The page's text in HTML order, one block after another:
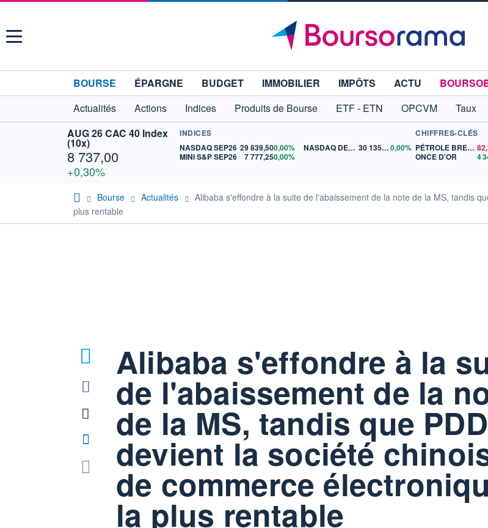
Menu
BOURSE ÉPARGNE BUDGET IMMOBILIER IMPÔTS ACTU
Actualités
Actions Indices Produits de Bourse ETF - ETN OPCVM Taux
AUG 26 CAC 40 Index
(10x)
8 737,00
+0,30%
INDICES
NASDAQ SEP26 29 839,500,00%
MINI S&P SEP26
7 777,250,00%
NASDAQ DEC26 30 135,000,00%
CHIFFRES-CLÉS
PÉTROLE BRENT
ONCE D'OR
Bourse Actualités
Alibaba s'effondre à la suite de l'abaissement de la note de la MS, tandis
plus rentable
Alibaba s'effondre à la
de l'abaissement de la
de la MS, tandis que PDD
devient la société
de commerce
la plus rentable